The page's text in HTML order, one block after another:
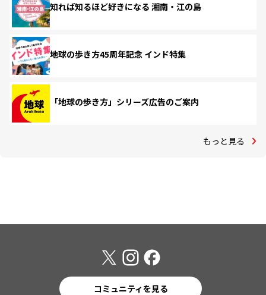
知れば知るほど好きになる 湘南・江の島
地球の歩き方45周年記念 インド特集
「地球の歩き方」シリーズ広告のご案内
もっと見る
コミュニティを見る